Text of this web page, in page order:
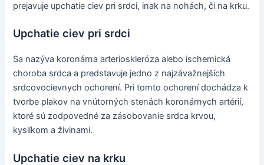
prejavuje upchatie ciev pri srdci, inak na nohách, či na krku.
Upchatie ciev pri srdci
Sa nazýva koronárna arterioskleróza alebo ischemická
choroba srdca a predstavuje jedno z najzávažnejších
srdcovocievnych ochorení. Pri tomto ochorení dochádza k
tvorbe plakov na vnútorných stenách koronárnych artérií,
ktoré sú zodpovedné za zásobovanie srdca krvou,
kyslíkom a živinami.
Upchatie ciev na krku